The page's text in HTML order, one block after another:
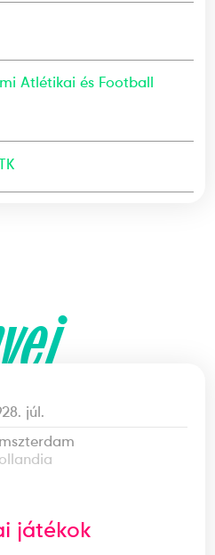
Atlétikai és Football
júl.
játékok